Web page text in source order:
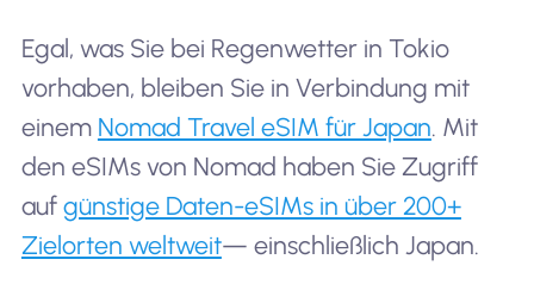
Egal, was Sie bei Regenwetter in Tokio
vorhaben, bleiben Sie in Verbindung mit
einem Nomad Travel eSIM für Japan. Mit
den eSIMs von Nomad haben Sie Zugriff
auf günstige Daten-eSIMs in über 200+
Zielorten weltweit— einschließlich Japan.